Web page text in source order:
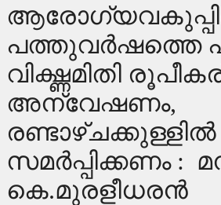
പത്തുവർഷത്തെ
വിഗ്ദ്ധമിതി
അന്വേഷണം,
രണ്ടാഴ്ചക്കുള്ളിൽ
സമർപ്പിക്കണം :
കെ.മുരളീധരൻ